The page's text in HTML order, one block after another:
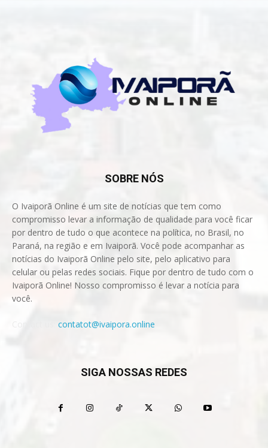
SOBRE NÓS
O Ivaiporã Online é um site de notícias que tem como
compromisso levar a informação de qualidade para você ficar
por dentro de tudo o que acontece na política, no Brasil, no
Paraná, na região e em Ivaiporã. Você pode acompanhar as
notícias do Ivaiporã Online pelo site, pelo aplicativo para
celular ou pelas redes sociais. Fique por dentro de tudo com o
Ivaiporã Online! Nosso compromisso é levar a notícia para
você.
contatot@ivaipora.online
SIGA NOSSAS REDES